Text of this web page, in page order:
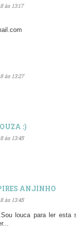
às 13:17
às 13:27
:)
às 13:45
ANJINHO
às 13:45
louca para ler esta